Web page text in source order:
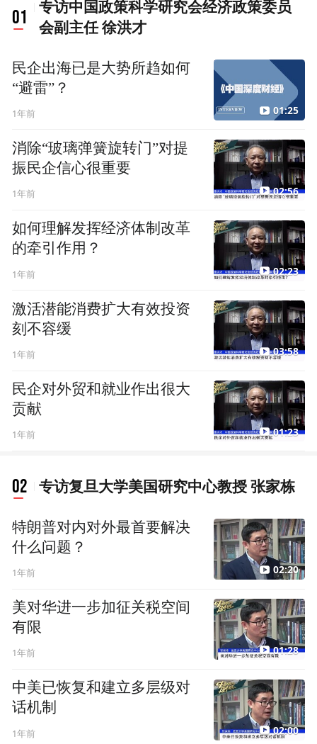
01
专访中国政策科学研究会经济政策委员
会副主任 徐洪才
民企出海已是大势所趋如何
“避雷”？
1年前 01:25
消除“玻璃弹簧旋转门”对提
振民企信心很重要
1年前 02:56
如何理解发挥经济体制改革
的牵引作用？
1年前 02:23
激活潜能消费扩大有效投资
刻不容缓
1年前 03:58
民企对外贸和就业作出很大
贡献
1年前 01:23
02 专访复旦大学美国研究中心教授 张家栋
特朗普对内对外最首要解决
什么问题？
1年前 02:20
美对华进一步加征关税空间
有限
1年前 01:28
中美已恢复和建立多层级对
话机制
1年前 02:00